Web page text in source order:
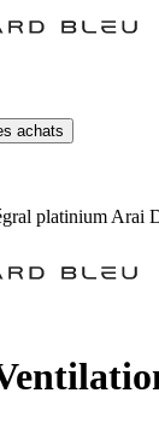
achats
platinium Arai